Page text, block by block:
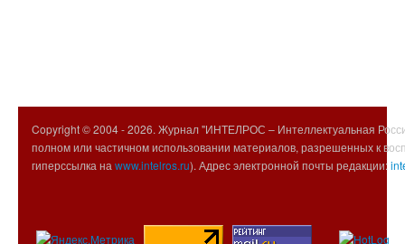
Copyright © 2004 -2026. Журнал "ИНТЕЛРОС – Интеллектуальная
полном или частичном использовании материалов, разрешенных к
гиперссылка на www.intelros.ru). Адрес электронной почты редакции: